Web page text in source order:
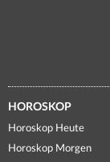
HOROSKOP
Horoskop Heute
Horoskop Morgen